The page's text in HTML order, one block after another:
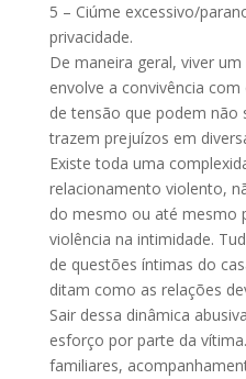
5 – Ciúme excessivo/
privacidade.
De maneira geral, viver
envolve a convivência
de tensão que podem não
trazem prejuízos em
Existe toda uma
relacionamento violento,
do mesmo ou até mesmo
violência na intimidade.
de questões íntimas do
ditam como as relações
Sair dessa dinâmica
esforço por parte da
familiares,